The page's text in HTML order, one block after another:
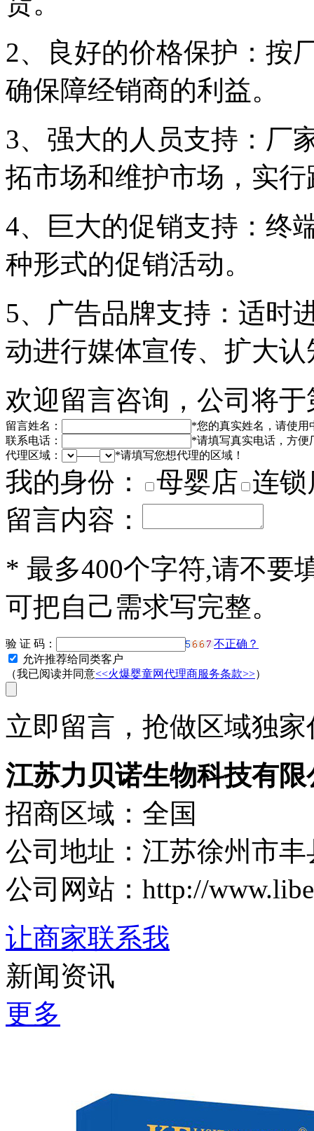
2、良好的价格保护：按
确保障经销商的利益。
3、强大的人员支持：厂
拓市场和维护市场，实
4、巨大的促销支持：终
种形式的促销活动。
5、广告品牌支持：适时
动进行媒体宣传、扩大认
欢迎留言咨询，公司将
留言姓名： *您的真实姓名，请使用
联系电话：
*请填写真实电话，方便
代理区域：
—— *请填写您想代理的区域！
我的身份： 母婴店 连锁
留言内容：
* 最多400个字符,请不要
可把自己需求写完整。
验 证 码：
不正确？
允许推荐给同类客户
（我已阅读并同意<<火爆婴童网代理商服务条款>>）
立即留言，抢做区域独
江苏力贝诺生物科技有限
招商区域：全国
公司地址：江苏徐州市丰
公司网站：http://
让商家联系我
新闻资讯
更多